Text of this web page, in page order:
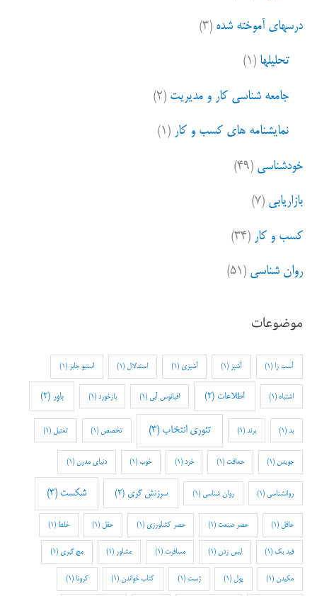
درسهای آموخته شده (۳)
تحلیلها (۱)
جامعه شناسی کار و مدیریت (۲)
نمایشنامه های کسب و کار (۱)
خودشناسی (۴۹)
بازاریابی (۷)
کسب و کار (۳۴)
روان شناسی (۵۱)
موضوعات
آسب زا (1) آشپز (1) آشپزی (1) استدلال (1) استیو جابز (1)
اشتباه (1) اطلاعات (2) اقیانوس آبی (1) بازخورد (1) باور (2)
بد(1) برند (1) تئوری انتخاب (3) تخصص (1) تمثیل (1)
جویدن (1) حماقت (1) خرد (1) خوب(1) دنیای مدرن (1)
روانشناسی (1) روان شناسی (1) سرزنش گری (2) شکست (3)
عاقل (1) عصر صنعت (1) عصر کشاورزی (1) عقل (1) غلط (1)
فید بک(1) لیس زدن (1) مسافرت (1) مشاور (1) مچ گیری (1)
مکیدن (1) پول (1) ژست (1) کتاب خواندن (1) کرونا (1)